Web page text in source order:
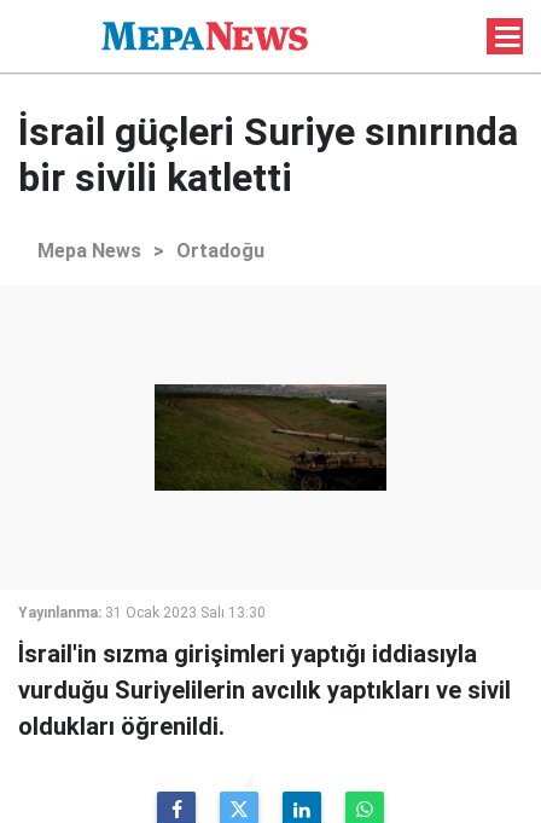
İsrail güçleri Suriye sınırında
bir sivili katletti
Mepa News > Ortadoğu
Yayınlanma: 31 Ocak 2023 Salı 13:30
İsrail'in sızma girişimleri yaptığı iddiasıyla
vurduğu Suriyelilerin avcılık yaptıkları ve sivil
oldukları öğrenildi.